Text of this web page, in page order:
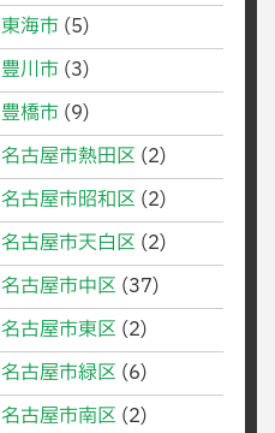
東海市 (5)
豊川市 (3)
豊橋市 (9)
名古屋市熱田区 (2)
名古屋市昭和区 (2)
名古屋市天白区 (2)
名古屋市中区 (37)
名古屋市東区 (2)
名古屋市緑区 (6)
名古屋市南区 (2)